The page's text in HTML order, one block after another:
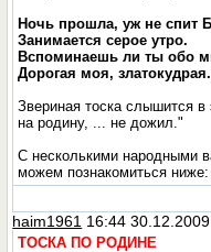
Ночь прошла, уж не спит
Занимается серое утро.
Вспоминаешь ли ты обо
Дорогая моя,
Звериная тоска слышится
на родину, ... не дожил."
С несколькими народными
можем познакомиться ниже:
haim1961 16:44 30.12.2009
ТОСКА ПО РОДИНЕ